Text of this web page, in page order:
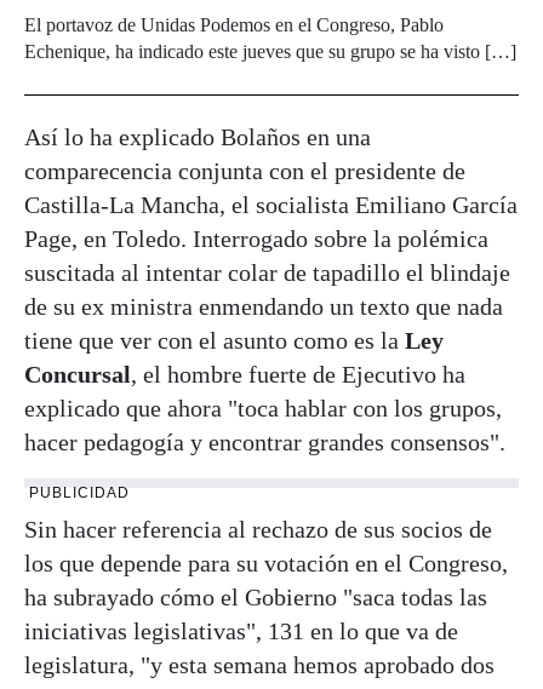
El portavoz de Unidas Podemos en el Congreso, Pablo
Echenique, ha indicado este jueves que su grupo se ha visto […]
Así lo ha explicado Bolaños en una
comparecencia conjunta con el presidente de
Castilla-La Mancha, el socialista Emiliano García
Page, en Toledo. Interrogado sobre la polémica
suscitada al intentar colar de tapadillo el blindaje
de su ex ministra enmendando un texto que nada
tiene que ver con el asunto como es la Ley
Concursal, el hombre fuerte de Ejecutivo ha
explicado que ahora "toca hablar con los grupos,
hacer pedagogía y encontrar grandes consensos".
PUBLICIDAD
Sin hacer referencia al rechazo de sus socios de
los que depende para su votación en el Congreso,
ha subrayado cómo el Gobierno "saca todas las
iniciativas legislativas", 131 en lo que va de
legislatura, "y esta semana hemos aprobado dos